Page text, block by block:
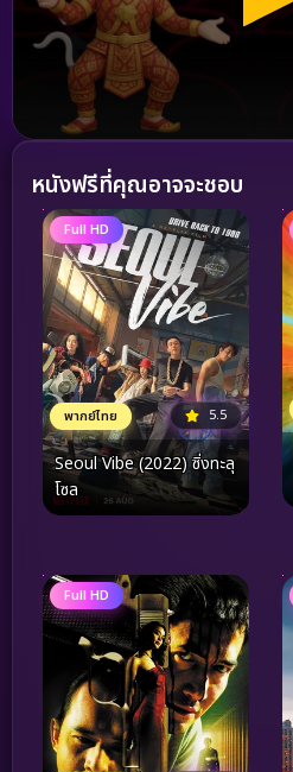
หนังฟรีที่คุณอาจจะชอบ
Full HD
พากย์ไทย 5.5
Seoul Vibe (2022) ซิ่งทะลุ
โซล
Full HD